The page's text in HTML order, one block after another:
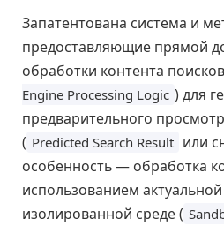
Запатентована система и
предоставляющие прямой
обработки контента
Engine Processing Logic ) для
предварительного
( Predicted Search Result или
особенность — обработка
использованием
изолированной среде (